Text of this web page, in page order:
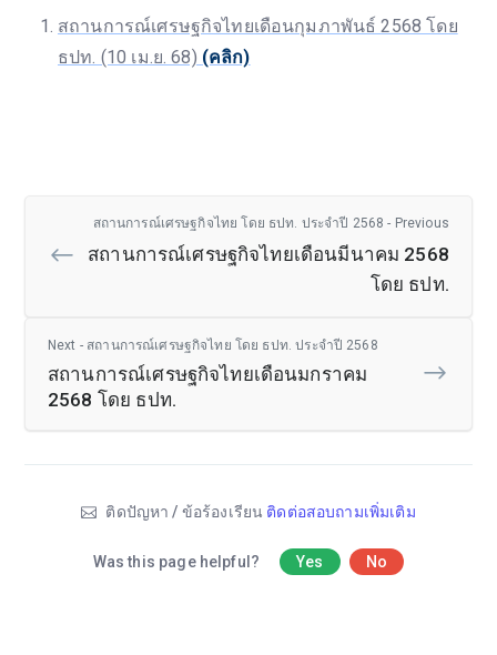
สถานการณ์เศรษฐกิจไทยเดือนกุมภาพันธ์ 2568 โดย
ธปท. (10 เม.ย. 68) (คลิก)
สถานการณ์เศรษฐกิจไทย โดย ธปท. ประจำปี 2568 - Previous
สถานการณ์เศรษฐกิจไทยเดือนมีนาคม 2568
โดย ธปท.
Next - สถานการณ์เศรษฐกิจไทย โดย ธปท. ประจำปี 2568
สถานการณ์เศรษฐกิจไทยเดือนมกราคม
2568 โดย ธปท.
ติดปัญหา / ข้อร้องเรียน ติดต่อสอบถามเพิ่มเติม
Was this page helpful? Yes No